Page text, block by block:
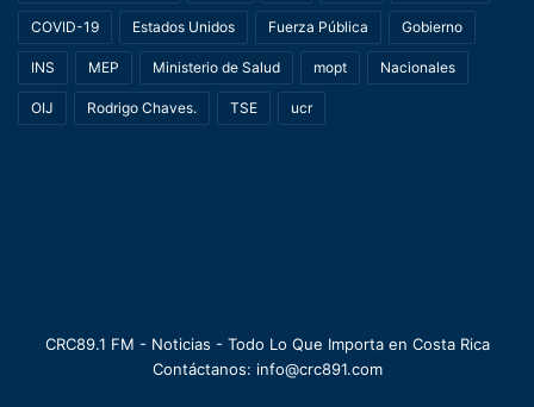
COVID-19 Estados Unidos Fuerza Pública Gobierno
INS MEP Ministerio de Salud mopt Nacionales
OIJ Rodrigo Chaves. TSE ucr
CRC89.1 FM - Noticias - Todo Lo Que Importa en Costa Rica
Contáctanos: info@crc891.com